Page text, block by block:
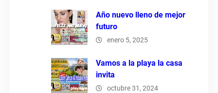
Año nuevo lleno de mejor
futuro
enero 5, 2025
Vamos a la playa la casa
invita
octubre 31, 2024